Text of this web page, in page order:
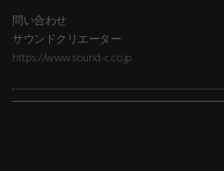
問い合わせ
サウンドクリエーター
https://www.sound-c.co.jp